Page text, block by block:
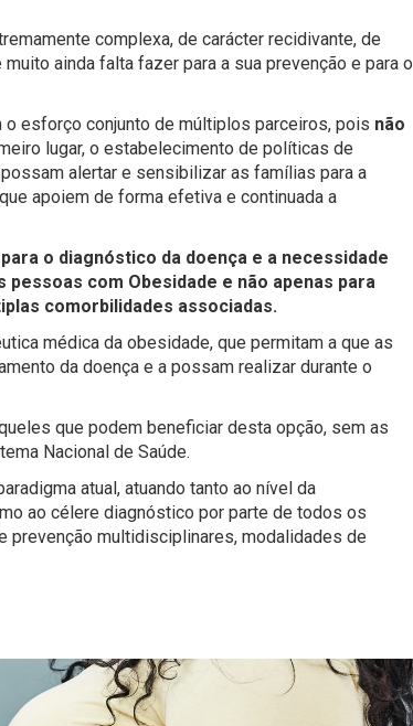
complexa, de carácter recidivante, de
ainda falta fazer para a sua prevenção e para o
o esforço conjunto de múltiplos parceiros, pois não
lugar, o estabelecimento de políticas de
alertar e sensibilizar as famílias para a
apoiem de forma efetiva e continuada a
o diagnóstico da doença e a necessidade
com Obesidade e não apenas para
comorbilidades associadas.
médica da obesidade, que permitam a que as
da doença e a possam realizar durante o
que podem beneficiar desta opção, sem as
Nacional de Saúde.
atual, atuando tanto ao nível da
ao célere diagnóstico por parte de todos os
multidisciplinares, modalidades de